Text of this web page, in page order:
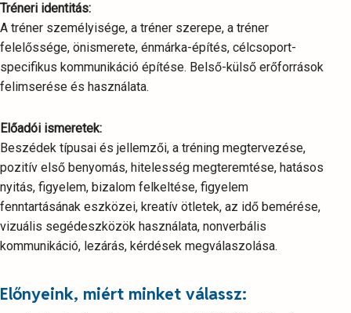
Tréneri identitás:
A tréner személyisége, a tréner szerepe, a tréner
felelőssége, önismerete, énmárka-építés, célcsoport-
specifikus kommunikáció építése. Belső-külső erőforrások
felimserése és használata.
Előadói ismeretek:
Beszédek típusai és jellemzői, a tréning megtervezése,
pozitív első benyomás, hitelesség megteremtése, hatásos
nyitás, figyelem, bizalom felkeltése, figyelem
fenntartásának eszközei, kreatív ötletek, az idő bemérése,
vizuális segédeszközök használata, nonverbális
kommunikáció, lezárás, kérdések megválaszolása.
Előnyeink, miért minket válassz: